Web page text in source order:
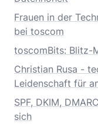
Frauen in der
bei toscom
toscomBits: Blitz-
Christian Rusa -
Leidenschaft für
SPF, DKIM,
sich